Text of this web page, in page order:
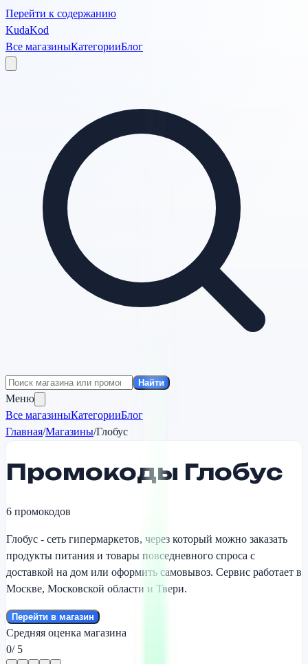
Перейти к содержанию
KudaKod
Все магазиныКатегорииБлог
Найти
Меню
Все магазиныКатегорииБлог
Главная/Магазины/Глобус
Промокоды Глобус
6 промокодов
Глобус - сеть гипермаркетов, через который можно заказать
продукты питания и товары повседневного спроса с
доставкой на дом или оформить самовывоз. Сервис работает в
Москве, Московской области и Твери.
Перейти в магазин
Средняя оценка магазина
0/ 5